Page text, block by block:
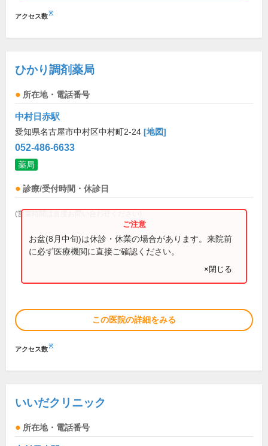
アクセス数※
ひかり調剤薬局
所在地・電話番号
中村日赤駅
愛知県名古屋市中村区中村町2-24 [地図]
052-486-6633
薬局
診療/受付時間・休診日
(営業時間は直接お問い合わせください)
お盆(8月中旬)は休診・休業の場合があります。来院前
に必ず医療機関に直接ご確認ください。
×閉じる
この医院の詳細をみる
アクセス数※
いいだクリニック
所在地・電話番号